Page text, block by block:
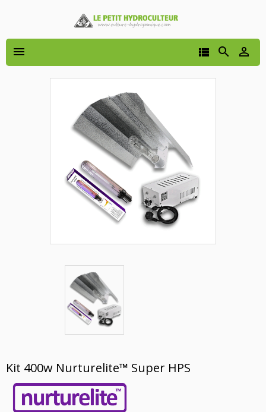
 


Kit 400w Nurturelite™ Super HPS